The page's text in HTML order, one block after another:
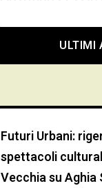
ULTIMI
Futuri Urbani:
spettacoli
VecchiasuAghia